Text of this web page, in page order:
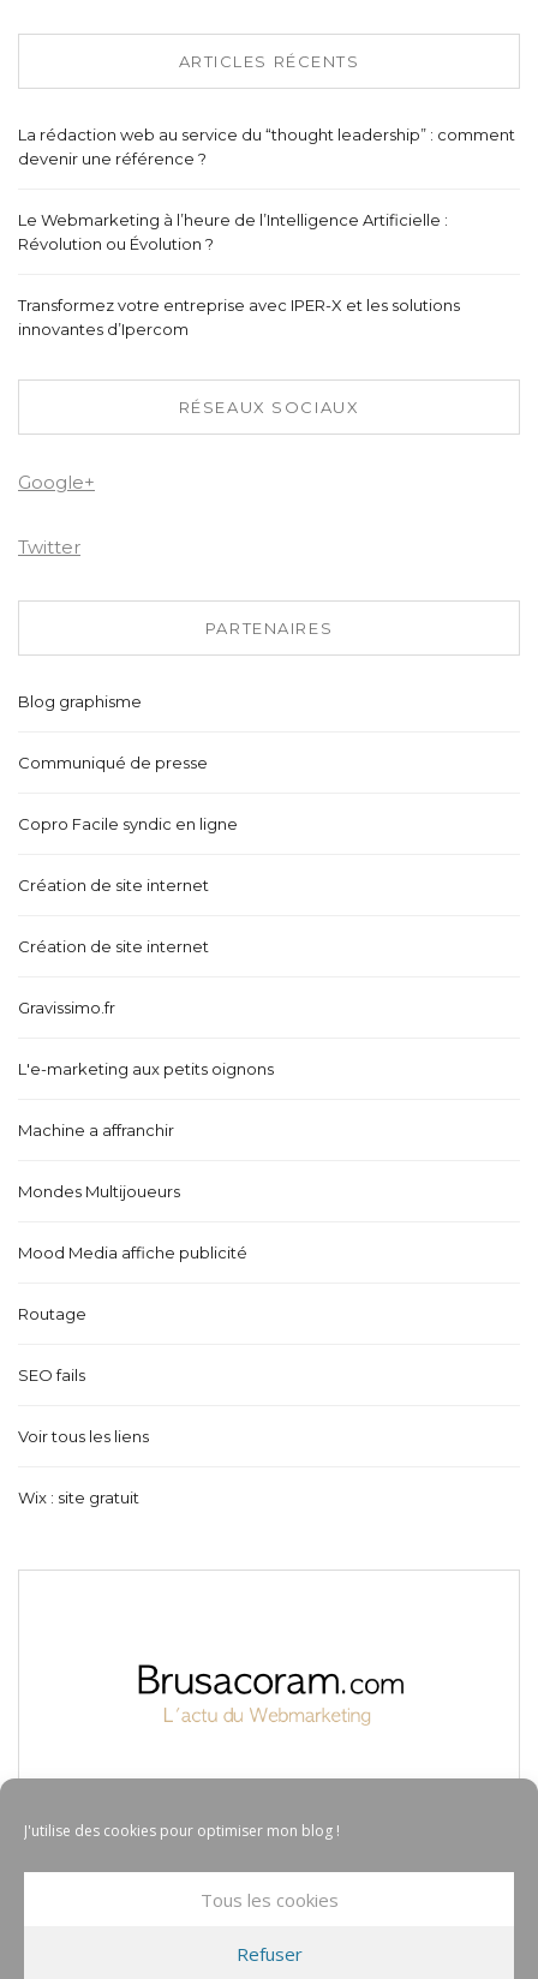
J'utilise des cookies pour optimiser mon blog !
Tous les cookies
Refuser
ARTICLES RÉCENTS
La rédaction web au service du “thought leadership” : comment
devenir une référence ?
Le Webmarketing à l’heure de l’Intelligence Artificielle :
Révolution ou Évolution ?
Transformez votre entreprise avec IPER-X et les solutions
innovantes d’Ipercom
RÉSEAUX SOCIAUX
Google+
Twitter
PARTENAIRES
Blog graphisme
Communiqué de presse
Copro Facile syndic en ligne
Création de site internet
Création de site internet
Gravissimo.fr
L'e-marketing aux petits oignons
Machine a affranchir
Mondes Multijoueurs
Mood Media affiche publicité
Routage
SEO fails
Voir tous les liens
Wix : site gratuit
© COPYRIGHT BRUSACORAM 2017